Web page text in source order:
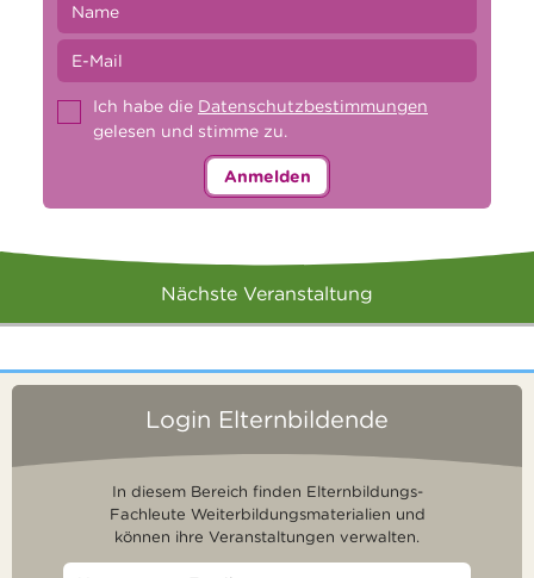
Ich habe die Datenschutzbestimmungen
gelesen und stimme zu.
Anmelden
Nächste Veranstaltung
Login Elternbildende
In diesem Bereich finden Elternbildungs-
Fachleute Weiterbildungsmaterialien und
können ihre Veranstaltungen verwalten.